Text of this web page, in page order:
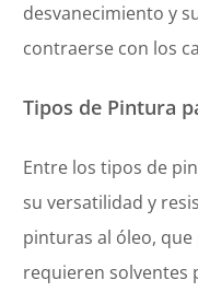
desvanecimiento y
contraerse con los
Tipos de Pintura
Entre los tipos de
su versatilidad y
pinturas al óleo,
requieren solventes